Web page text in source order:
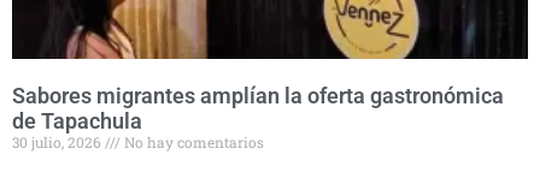
Sabores migrantes amplían la oferta gastronómica
de Tapachula
30 julio, 2026 No hay comentarios